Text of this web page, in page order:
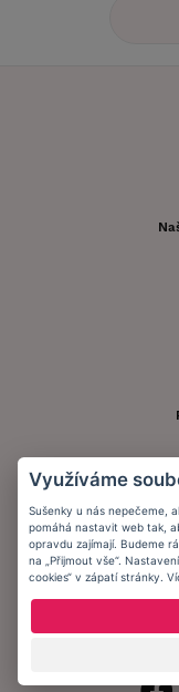
Využíváme
Sušenky u nás nepečeme,
pomáhá nastavit web tak,
opravdu zajímají. Budeme
na „Přijmout vše“.
cookies“ v zápatí stránky.